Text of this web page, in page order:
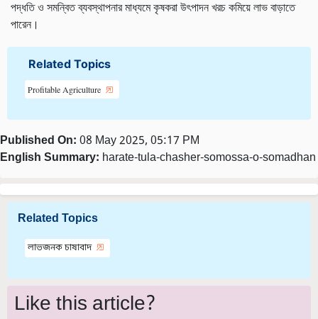
পদ্ধতি ও সমন্বিত ব্যবস্থাপনার মাধ্যমে কৃষকরা উৎপাদন খরচ কমিয়ে লাভ বাড়াতে
পারেন।
Related Topics
Profitable Agriculture
Published On: 08 May 2025, 05:17 PM
English Summary: harate-tula-chasher-somossa-o-somadhan
Related Topics
লাভজনক চাষাবাদ
Like this article?